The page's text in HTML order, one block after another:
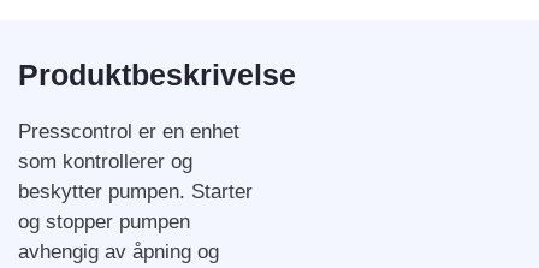
Produktbeskrivelse
Presscontrol er en enhet
som kontrollerer og
beskytter pumpen. Starter
og stopper pumpen
avhengig av åpning og